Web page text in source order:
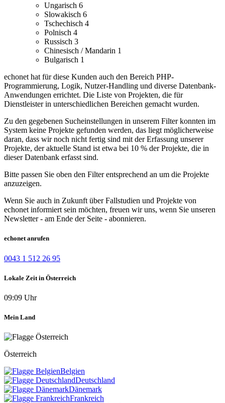
Ungarisch 6
Slowakisch 6
Tschechisch 4
Polnisch 4
Russisch 3
Chinesisch / Mandarin 1
Bulgarisch 1
echonet hat für diese Kunden auch den Bereich PHP-
Programmierung, Logik, Nutzer-Handling und diverse Datenbank-
Anwendungen errichtet. Die Liste von Projekten, die für
Dienstleister in unterschiedlichen Bereichen gemacht wurden.
Zu den gegebenen Sucheinstellungen in unserem Filter konnten im
System keine Projekte gefunden werden, das liegt möglicherweise
daran, dass wir noch nicht fertig sind mit der Erfassung unserer
Projekte, der aktuelle Stand ist etwa bei 10 % der Projekte, die in
dieser Datenbank erfasst sind.
Bitte passen Sie oben den Filter entsprechend an um die Projekte
anzuzeigen.
Wenn Sie auch in Zukunft über Fallstudien und Projekte von
echonet informiert sein möchten, freuen wir uns, wenn Sie unseren
Newsletter - am Ende der Seite - abonnieren.
echonet anrufen
0043 1 512 26 95
Lokale Zeit in Österreich
09:09 Uhr
Mein Land
Österreich
Belgien
Deutschland
Dänemark
Frankreich